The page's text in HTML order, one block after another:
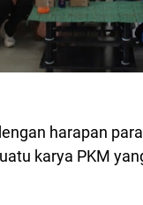
harapan
karya PKM